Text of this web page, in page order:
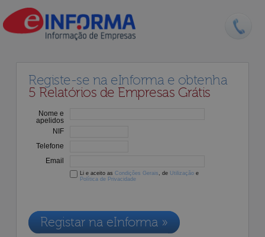
Registe-se na eInforma e obtenha
5 Relatórios de Empresas Grátis
Nome e
apelidos
NIF
Telefone
Email
Li e aceito as Condições Gerais , de Utilização e
Política de Privacidade
Registar na eInforma »